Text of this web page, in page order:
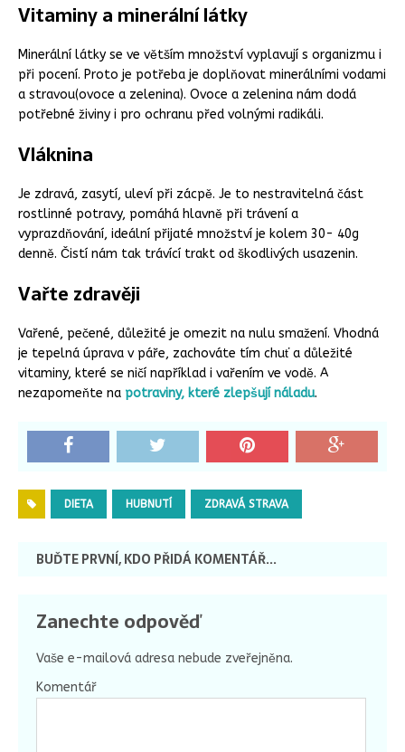
Vitaminy a minerální látky
Minerální látky se ve větším množství vyplavují s organizmu i
při pocení. Proto je potřeba je doplňovat minerálními vodami
a stravou(ovoce a zelenina). Ovoce a zelenina nám dodá
potřebné živiny i pro ochranu před volnými radikáli.
Vláknina
Je zdravá, zasytí, uleví při zácpě. Je to nestravitelná část
rostlinné potravy, pomáhá hlavně při trávení a
vyprazdňování, ideální přijaté množství je kolem 30- 40g
denně. Čistí nám tak trávící trakt od škodlivých usazenin.
Vařte zdravěji
Vařené, pečené, důležité je omezit na nulu smažení. Vhodná
je tepelná úprava v páře, zachováte tím chuť a důležité
vitaminy, které se ničí například i vařením ve vodě. A
nezapomeňte na potraviny, které zlepšují náladu.
DIETA HUBNUTÍ ZDRAVÁ STRAVA
BUĎTE PRVNÍ, KDO PŘIDÁ KOMENTÁŘ...
Zanechte odpověď
Vaše e-mailová adresa nebude zveřejněna.
Komentář